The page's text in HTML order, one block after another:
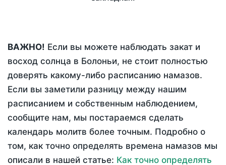
ВАЖНО! Если вы можете наблюдать закат и
восход солнца в Болоньи, не стоит полностью
доверять какому-либо расписанию намазов.
Если вы заметили разницу между нашим
расписанием и собственным наблюдением,
сообщите нам, мы постараемся сделать
календарь молитв более точным. Подробно о
том, как точно определять времена намазов мы
описали в нашей статье: Как точно определять